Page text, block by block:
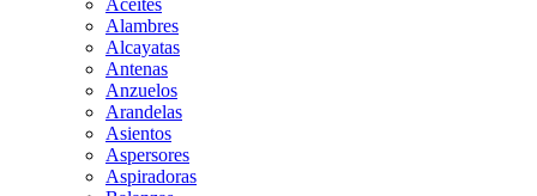
Aceites
Alambres
Alcayatas
Antenas
Anzuelos
Arandelas
Asientos
Aspersores
Aspiradoras